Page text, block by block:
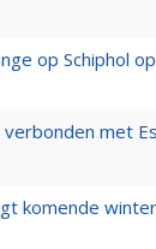
op Schiphol
verbonden met
komende